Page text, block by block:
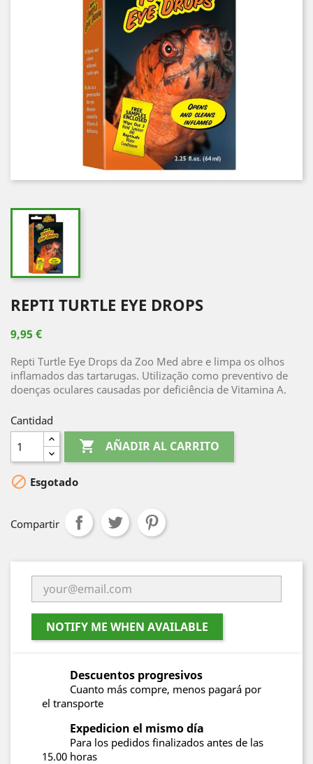
REPTI TURTLE EYE DROPS
9,95 €
Repti Turtle Eye Drops da Zoo Med abre e limpa os olhos
inflamados das tartarugas. Utilização como preventivo de
doenças oculares causadas por deficiência de Vitamina A.
Cantidad
 AÑADIR AL CARRITO
 Esgotado
Compartir
NOTIFY ME WHEN AVAILABLE
Descuentos progresivos
Cuanto más compre, menos pagará por
el transporte
Expedicion el mismo día
Para los pedidos finalizados antes de las
15.00 horas